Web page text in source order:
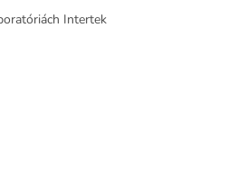
Intertek